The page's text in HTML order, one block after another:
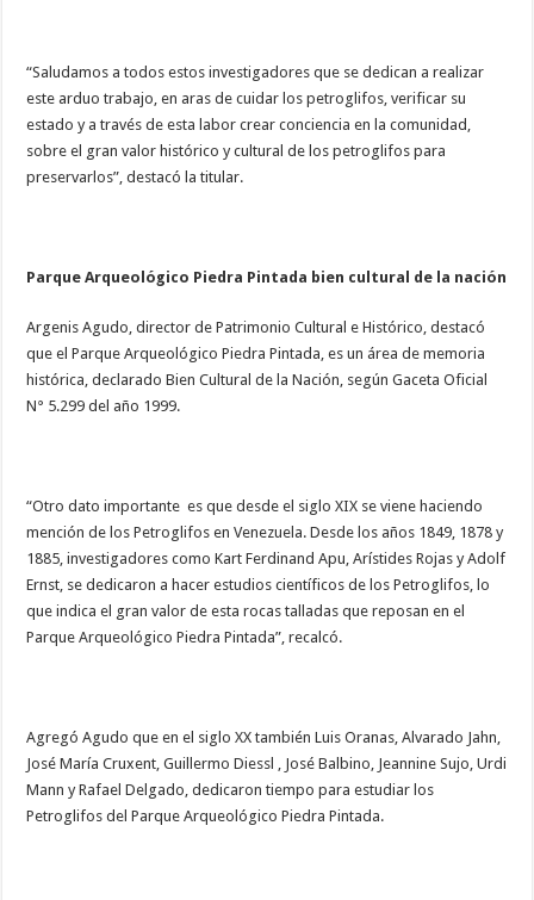
“Saludamos a todos estos investigadores que se dedican a realizar
este arduo trabajo, en aras de cuidar los petroglifos, verificar su
estado y a través de esta labor crear conciencia en la comunidad,
sobre el gran valor histórico y cultural de los petroglifos para
preservarlos”, destacó la titular.
Parque Arqueológico Piedra Pintada bien cultural de la nación
Argenis Agudo, director de Patrimonio Cultural e Histórico, destacó
que el Parque Arqueológico Piedra Pintada, es un área de memoria
histórica, declarado Bien Cultural de la Nación, según Gaceta Oficial
N° 5.299 del año 1999.
“Otro dato importante es que desde el siglo XIX se viene haciendo
mención de los Petroglifos en Venezuela. Desde los años 1849, 1878 y
1885, investigadores como Kart Ferdinand Apu, Arístides Rojas y Adolf
Ernst, se dedicaron a hacer estudios científicos de los Petroglifos, lo
que indica el gran valor de esta rocas talladas que reposan en el
Parque Arqueológico Piedra Pintada”, recalcó.
Agregó Agudo que en el siglo XX también Luis Oranas, Alvarado Jahn,
José María Cruxent, Guillermo Diessl , José Balbino, Jeannine Sujo, Urdi
Mann y Rafael Delgado, dedicaron tiempo para estudiar los
Petroglifos del Parque Arqueológico Piedra Pintada.